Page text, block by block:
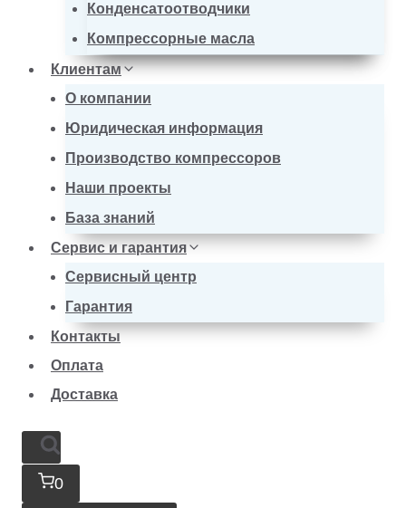
Конденсатоотводчики
Компрессорные масла
Клиентам
О компании
Юридическая информация
Производство компрессоров
Наши проекты
База знаний
Сервис и гарантия
Сервисный центр
Гарантия
Контакты
Оплата
Доставка
0